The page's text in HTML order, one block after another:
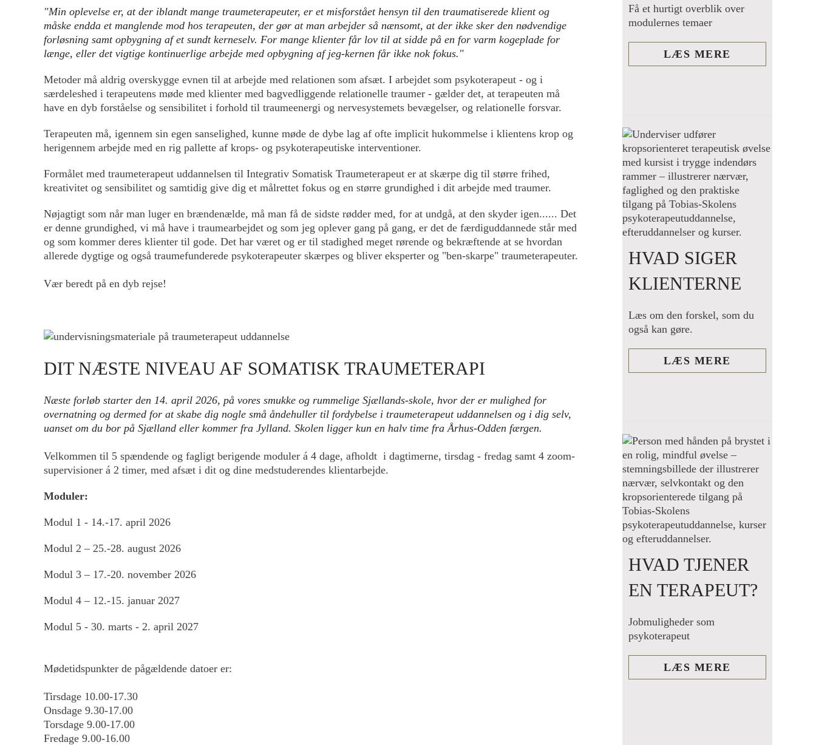
"Min oplevelse er, at der iblandt mange traumeterapeuter, er et misforstået hensyn til den traumatiserede klient og
måske endda et manglende mod hos terapeuten, der gør at man arbejder så nænsomt, at der ikke sker den nødvendige
forløsning samt opbygning af et sundt kerneselv. For mange klienter får lov til at sidde på en for varm kogeplade for
længe, eller det vigtige kontinuerlige arbejde med opbygning af jeg-kernen får ikke nok fokus."
Metoder må aldrig overskygge evnen til at arbejde med relationen som afsæt. I arbejdet som psykoterapeut - og i
særdeleshed i terapeutens møde med klienter med bagvedliggende relationelle traumer - gælder det, at terapeuten må
have en dyb forståelse og sensibilitet i forhold til traumeenergi og nervesystemets bevægelser, og relationelle forsvar.
Terapeuten må, igennem sin egen sanselighed, kunne møde de dybe lag af ofte implicit hukommelse i klientens krop og
herigennem arbejde med en rig pallette af krops- og psykoterapeutiske interventioner.
Formålet med traumeterapeut uddannelsen til Integrativ Somatisk Traumeterapeut er at skærpe dig til større frihed,
kreativitet og sensibilitet og samtidig give dig et målrettet fokus og en større grundighed i dit arbejde med traumer.
Nøjagtigt som når man luger en brændenælde, må man få de sidste rødder med, for at undgå, at den skyder igen...... Det
er denne grundighed, vi må have i traumearbejdet og som jeg oplever gang på gang, er det de færdiguddannede står med
og som kommer deres klienter til gode. Det har været og er til stadighed meget rørende og bekræftende at se hvordan
allerede dygtige og også traumefunderede psykoterapeuter skærpes og bliver eksperter og "ben-skarpe" traumeterapeuter.
Vær beredt på en dyb rejse!
DIT NÆSTE NIVEAU AF SOMATISK TRAUMETERAPI
Næste forløb starter den 14. april 2026, på vores smukke og rummelige Sjællands-skole, hvor der er mulighed for
overnatning og dermed for at skabe dig nogle små åndehuller til fordybelse i traumeterapeut uddannelsen og i dig selv,
uanset om du bor på Sjælland eller kommer fra Jylland. Skolen ligger kun en halv time fra Århus-Odden færgen.
Velkommen til 5 spændende og fagligt berigende moduler á 4 dage, afholdt i dagtimerne, tirsdag - fredag samt 4 zoom-
supervisioner á 2 timer, med afsæt i dit og dine medstuderendes klientarbejde.
Moduler:
Modul 1 - 14.-17. april 2026
Modul 2 – 25.-28. august 2026
Modul 3 – 17.-20. november 2026
Modul 4 – 12.-15. januar 2027
Modul 5 - 30. marts - 2. april 2027
Mødetidspunkter de pågældende datoer er:
Tirsdage 10.00-17.30
Onsdage 9.30-17.00
Torsdage 9.00-17.00
Fredage 9.00-16.00
Få et hurtigt overblik over
modulernes temaer
LÆS MERE
HVAD SIGER
KLIENTERNE
Læs om den forskel, som du
også kan gøre.
LÆS MERE
HVAD TJENER
EN TERAPEUT?
Jobmuligheder som
psykoterapeut
LÆS MERE